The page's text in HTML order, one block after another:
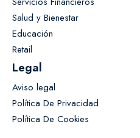
Salud y Bienestar
Educación
Retail
Legal
Aviso legal
Política De Privacidad
Política De Cookies